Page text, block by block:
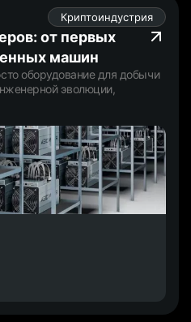
Криптоиндустрия
от первых
машин
оборудование для добычи
эволюции,